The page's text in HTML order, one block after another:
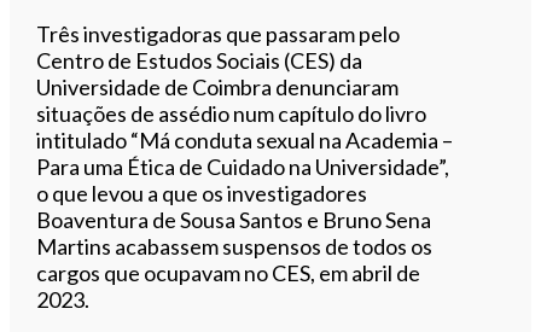
Três investigadoras que passaram pelo
Centro de Estudos Sociais (CES) da
Universidade de Coimbra denunciaram
situações de assédio num capítulo do livro
intitulado “Má conduta sexual na Academia –
Para uma Ética de Cuidado na Universidade”,
o que levou a que os investigadores
Boaventura de Sousa Santos e Bruno Sena
Martins acabassem suspensos de todos os
cargos que ocupavam no CES, em abril de
2023.